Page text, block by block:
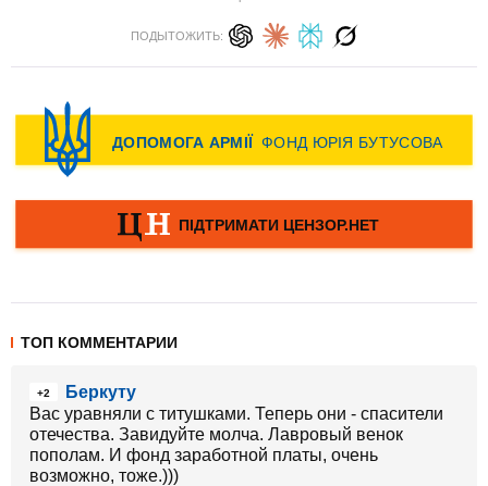
ПОДЫТОЖИТЬ:
ТОП КОММЕНТАРИИ
+2
Беркуту
Вас уравняли с титушками. Теперь они - спасители
отечества. Завидуйте молча. Лавровый венок
пополам. И фонд заработной платы, очень
возможно, тоже.)))